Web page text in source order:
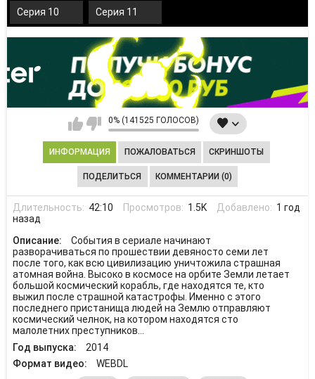
Серия 10 Серия 11
0% (141525 ГОЛОСОВ)
ИНФОРМАЦИЯ ПОЖАЛОВАТЬСЯ СКРИНШОТЫ
ПОДЕЛИТЬСЯ КОММЕНТАРИИ (0)
Длительность: 42:10 Просмотров: 1.5K Добавлено: 1 год
назад
Описание:
События в сериале начинают
разворачиваться по прошествии девяносто семи лет
после того, как всю цивилизацию уничтожила страшная
атомная война. Высоко в космосе на орбите Земли летает
большой космический корабль, где находятся те, кто
выжил после страшной катастрофы. Именно с этого
последнего пристанища людей на Землю отправляют
космический челнок, на котором находятся сто
малолетних преступников...
Год выпуска:
2014
Формат видео:
WEBDL